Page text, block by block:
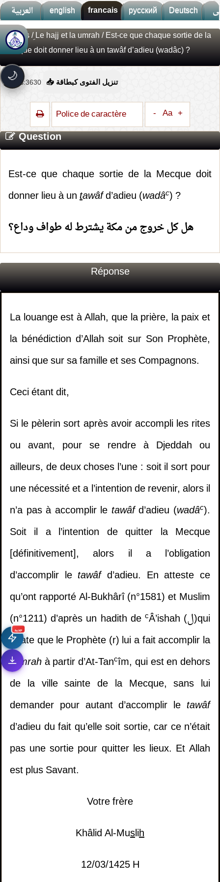
العربية english francais русский Deutsch
🌙
جديد
🚀 جديد الموقع!
تعرف على أحدث المميزات
سرعة فائقة
واجهة أكثر أناقة وسهولة
🔔إشعارات ذكية
تتابع كل جديد بخطوة واحدة
Fatwas/ِLe hajj et la umrah/ Est-ce que chaque sortie de la
Mecque doit donner lieu à un tawâf d’adieu (wadâc) ?
Vues:3630 📥 تنزيل الفتوى كبطاقة
Police de caractère - Aa +
Question
Est-ce que chaque sortie de la Mecque doit
donner lieu à untawâfd’adieu (wadâc) ?
هل كل خروج من مكة يشترط له طواف وداع؟
Réponse
La louange est à Allah, que la prière, la paix et
la bénédiction d’Allah soit sur Son Prophète,
ainsi que sur sa famille et ses Compagnons.
Ceci étant dit,
Si le pèlerin sort après avoir accompli les rites
ou avant, pour se rendre à Djeddah ou
ailleurs, de deux choses l’une : soit il sort pour
une nécessité et a l’intention de revenir, alors il
n’a pas à accomplir le tawâfd’adieu (wadâc).
Soit il a l’intention de quitter la Mecque
[définitivement], alors il a l’obligation
d’accomplir le tawâfd’adieu. En atteste ce
qu’ont rapporté Al-Bukhârî (n°1581) et Muslim
(n°1211) d’après un hadith de cÂ’ishah (ل)qui
relate que le Prophète (r) lui a fait accomplir la
cumrahà partir d’At-Tancîm, qui est en dehors
de la ville sainte de la Mecque, sans lui
demander pour autant d’accomplir le tawâf
d’adieu du fait qu’elle soit sortie, car ce n’était
pas une sortie pour quitter les lieux. Et Allah
est plus Savant.
Votre frère
Khâlid Al-Muslih
12/03/1425 H
1. Il multiplie les invocations mais ne trouve
pas la réussite dans sa vie - Cheikh Khaled Al
Mosleh
Etudier dans un collège mixte
3.la personne qui meurt électrocutée à le
on porte des habits impudiques
Le jugement de la fornication pendant
après la prière de l’aube (fajr) jusqu’au l